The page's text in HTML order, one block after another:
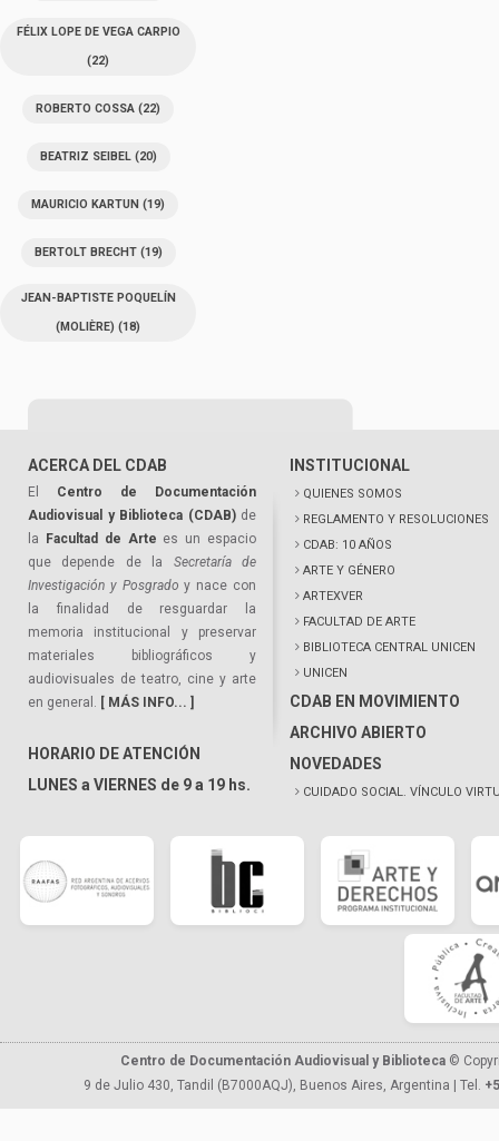
FÉLIX LOPE DE VEGA CARPIO
(22)
ROBERTO COSSA (22)
BEATRIZ SEIBEL(20)
MAURICIO KARTUN (19)
BERTOLT BRECHT(19)
JEAN-BAPTISTE POQUELÍN
(MOLIÈRE) (18)
ACERCA DEL CDAB
El Centro de Documentación
Audiovisual y Biblioteca (CDAB)de
la
Facultad de Arte es un espacio
que depende de la Secretaría de
Investigación y Posgrado y nace con
la finalidad de resguardar la
memoria institucional y preservar
materiales bibliográficos y
audiovisuales de teatro, cine y arte
en general. [ MÁS INFO... ]
HORARIO DE ATENCIÓN
LUNES a VIERNES de 9 a 19 hs.
INSTITUCIONAL
QUIENES SOMOS
REGLAMENTO Y RESOLUCIONES
CDAB: 10 AÑOS
ARTE Y GÉNERO
ARTEXVER
FACULTAD DE ARTE
BIBLIOTECA CENTRAL UNICEN
UNICEN
CDAB EN MOVIMIENTO
ARCHIVO ABIERTO
NOVEDADES
CUIDADO SOCIAL. VÍNCULO
Centro de Documentación Audiovisual y Biblioteca ©
9 de Julio 430, Tandil (B7000AQJ), Buenos Aires, Argentina | Tel.